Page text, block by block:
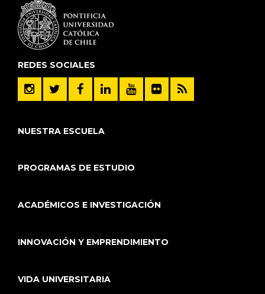
REDES SOCIALES
NUESTRA ESCUELA
PROGRAMAS DE ESTUDIO
ACADÉMICOS E INVESTIGACIÓN
INNOVACIÓN Y EMPRENDIMIENTO
VIDA UNIVERSITARIA